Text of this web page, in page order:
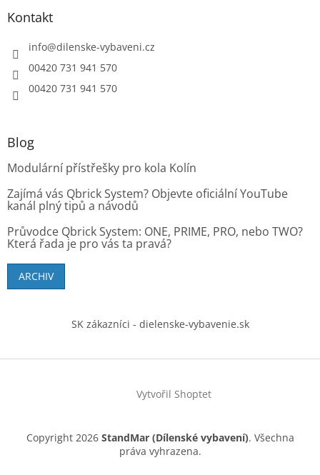
Kontakt
info@dilenske-vybaveni.cz
00420 731 941 570
00420 731 941 570
Blog
Modulární přístřešky pro kola Kolín
Zajímá vás Qbrick System? Objevte oficiální YouTube
kanál plný tipů a návodů
Průvodce Qbrick System: ONE, PRIME, PRO, nebo TWO?
Která řada je pro vás ta pravá?
ARCHIV
SK zákazníci - dielenske-vybavenie.sk
Vytvořil Shoptet
Copyright 2026 StandMar (Dílenské vybavení). Všechna
práva vyhrazena.